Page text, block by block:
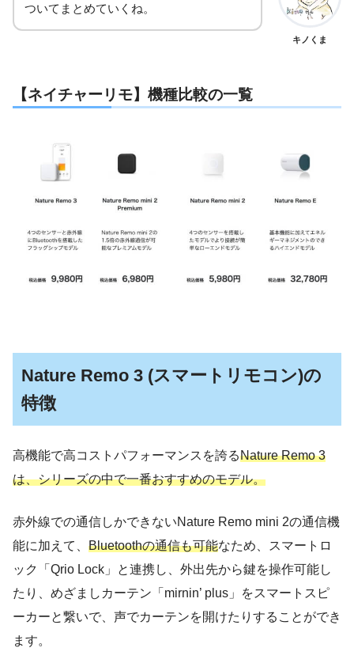
ついてまとめていくね。
キノくま
【ネイチャーリモ】機種比較の一覧
Nature Remo 3 (スマートリモコン)の
特徴
高機能で高コストパフォーマンスを誇るNature Remo 3
は、シリーズの中で一番おすすめのモデル。
赤外線での通信しかできないNature Remo mini 2の通信機
能に加えて、 Bluetoothの通信も可能なため、スマートロ
ック「Qrio Lock」と連携し、外出先から鍵を操作可能し
たり、めざましカーテン「mirnin’ plus」をスマートスピ
ーカーと繋いで、声でカーテンを開けたりすることができ
ます。